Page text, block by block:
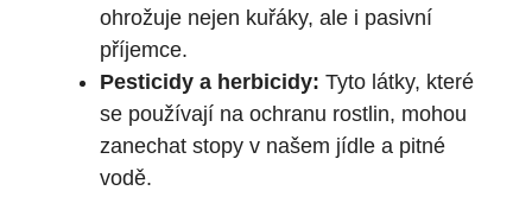
ohrožuje nejen kuřáky, ale i pasivní
příjemce.
Pesticidy a herbicidy: Tyto látky, které
se používají na ochranu rostlin, mohou
zanechat stopy v našem jídle a pitné
vodě.